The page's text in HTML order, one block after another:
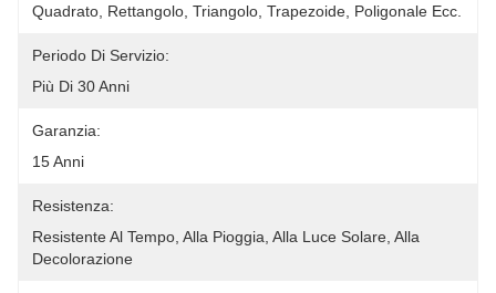
Quadrato, Rettangolo, Triangolo, Trapezoide, Poligonale Ecc.
Periodo Di Servizio:
Più Di 30 Anni
Garanzia:
15 Anni
Resistenza:
Resistente Al Tempo, Alla Pioggia, Alla Luce Solare, Alla
Decolorazione